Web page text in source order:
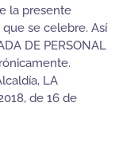
la presente
se celebre. Así
DE PERSONAL
LA
de 16 de